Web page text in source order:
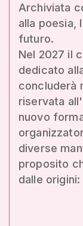
Archiviata
alla poesia,
futuro.
Nel 2027 il
dedicato
concluderà
riservata
nuovo
diverse
proposito
dalle